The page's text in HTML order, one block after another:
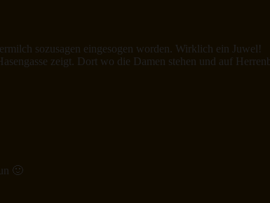
sozusagen eingesogen worden. Wirklich ein Juwel!
zeigt. Dort wo die Damen stehen und auf
🙂